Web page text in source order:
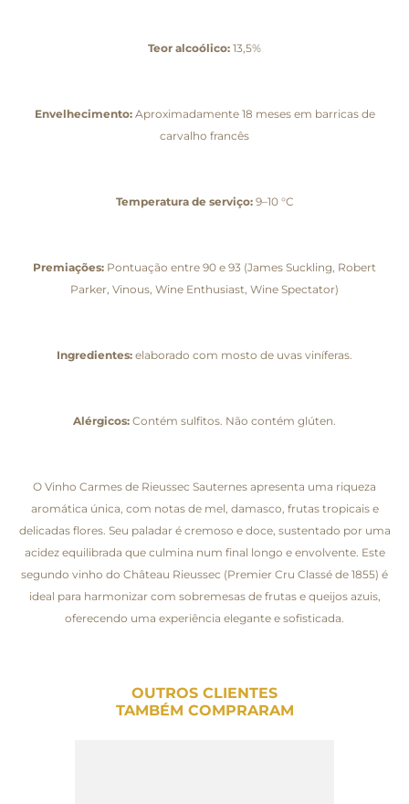
Teor alcoólico: 13,5%
Envelhecimento:Aproximadamente 18 meses em barricas de
carvalho francês
Temperatura de serviço:9–10 °C
Premiações: Pontuação entre 90 e 93 (James Suckling, Robert
Parker, Vinous, Wine Enthusiast, Wine Spectator)
Ingredientes: elaborado com mosto de uvas viníferas.
Alérgicos: Contém sulfitos. Não contém glúten.
O Vinho Carmes de Rieussec Sauternes apresenta uma riqueza
aromática única, com notas de mel, damasco, frutas tropicais e
delicadas flores. Seu paladar é cremoso e doce, sustentado por uma
acidez equilibrada que culmina num final longo e envolvente. Este
segundo vinho do Château Rieussec (Premier Cru Classé de 1855) é
ideal para harmonizar com sobremesas de frutas e queijos azuis,
oferecendo uma experiência elegante e sofisticada.
OUTROS CLIENTES
TAMBÉM COMPRARAM